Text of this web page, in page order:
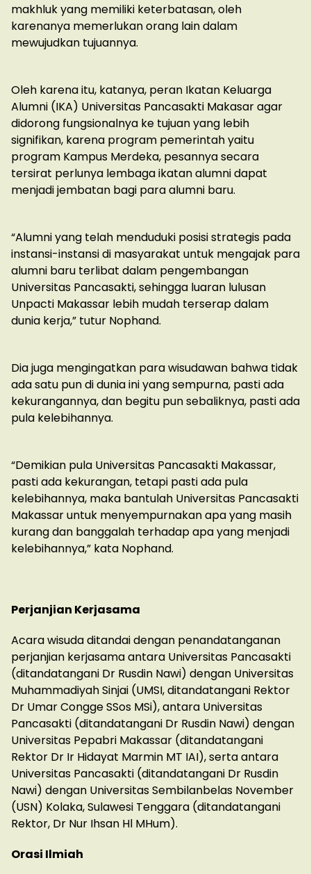
makhluk yang memiliki keterbatasan, oleh
karenanya memerlukan orang lain dalam
mewujudkan tujuannya.
Oleh karena itu, katanya, peran Ikatan Keluarga
Alumni (IKA) Universitas Pancasakti Makasar agar
didorong fungsionalnya ke tujuan yang lebih
signifikan, karena program pemerintah yaitu
program Kampus Merdeka, pesannya secara
tersirat perlunya lembaga ikatan alumni dapat
menjadi jembatan bagi para alumni baru.
“Alumni yang telah menduduki posisi strategis pada
instansi-instansi di masyarakat untuk mengajak para
alumni baru terlibat dalam pengembangan
Universitas Pancasakti, sehingga luaran lulusan
Unpacti Makassar lebih mudah terserap dalam
dunia kerja,” tutur Nophand.
Dia juga mengingatkan para wisudawan bahwa tidak
ada satu pun di dunia ini yang sempurna, pasti ada
kekurangannya, dan begitu pun sebaliknya, pasti ada
pula kelebihannya.
“Demikian pula Universitas Pancasakti Makassar,
pasti ada kekurangan, tetapi pasti ada pula
kelebihannya, maka bantulah Universitas Pancasakti
Makassar untuk menyempurnakan apa yang masih
kurang dan banggalah terhadap apa yang menjadi
kelebihannya,” kata Nophand.
Perjanjian Kerjasama
Acara wisuda ditandai dengan penandatanganan
perjanjian kerjasama antara Universitas Pancasakti
(ditandatangani Dr Rusdin Nawi) dengan Universitas
Muhammadiyah Sinjai (UMSI, ditandatangani Rektor
Dr Umar Congge SSos MSi), antara Universitas
Pancasakti (ditandatangani Dr Rusdin Nawi) dengan
Universitas Pepabri Makassar (ditandatangani
Rektor Dr Ir Hidayat Marmin MT IAI), serta antara
Universitas Pancasakti (ditandatangani Dr Rusdin
Nawi) dengan Universitas Sembilanbelas November
(USN) Kolaka, Sulawesi Tenggara (ditandatangani
Rektor, Dr Nur Ihsan Hl MHum).
Orasi Ilmiah